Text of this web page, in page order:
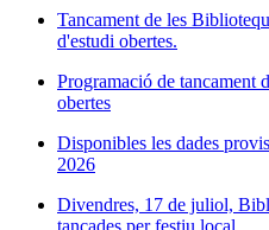
Tancament de les
d'estudi obertes.
Programació de tancament
obertes
Disponibles les dades
2026
Divendres, 17 de juliol,